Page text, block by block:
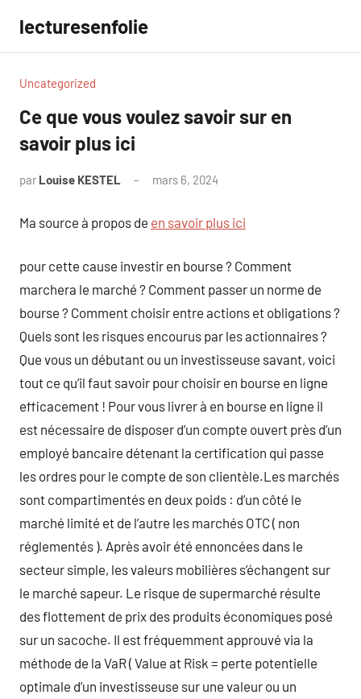
contenu
lecturesenfolie
Uncategorized
Ce que vous voulez savoir sur en
savoir plus ici
par Louise KESTEL mars 6, 2024
Ma source à propos de en savoir plus ici
pour cette cause investir en bourse ? Comment
marchera le marché ? Comment passer un norme de
bourse ? Comment choisir entre actions et obligations ?
Quels sont les risques encourus par les actionnaires ?
Que vous un débutant ou un investisseuse savant, voici
tout ce qu’il faut savoir pour choisir en bourse en ligne
efficacement ! Pour vous livrer à en bourse en ligne il
est nécessaire de disposer d’un compte ouvert près d’un
employé bancaire détenant la certification qui passe
les ordres pour le compte de son clientèle.Les marchés
sont compartimentés en deux poids : d’un côté le
marché limité et de l’autre les marchés OTC ( non
réglementés ). Après avoir été ennoncées dans le
secteur simple, les valeurs mobilières s’échangent sur
le marché sapeur. Le risque de supermarché résulte
des flottement de prix des produits économiques posé
sur un sacoche. Il est fréquemment approuvé via la
méthode de la VaR ( Value at Risk = perte potentielle
optimale d’un investisseuse sur une valeur ou un